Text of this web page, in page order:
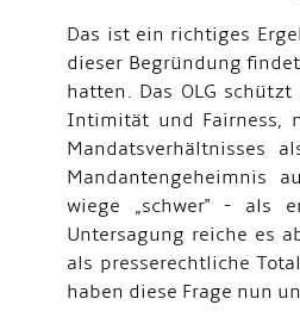
Das ist ein richtiges
dieser Begründung
hatten. Das OLG
Intimität und Fairness,
Mandatsverhältnisses
Mandantengeheimnis
wiege „schwer" - als
Untersagung reiche es
als presserechtliche
haben diese Frage nun